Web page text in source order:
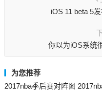
iOS 11 beta 5
你以为iOS系统
为您推荐
2017nba季后赛对阵图